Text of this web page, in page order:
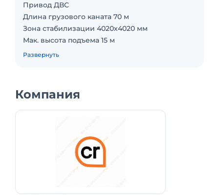
Привод ДВС
Длина грузового каната 70 м
Зона стабилизации 4020х4020 мм
Мак. высота подъема 15 м
Тип двигателя дизель/сеть (380 В)/аккумулятор
Объём топливного бака 20 литров.
В наличии! Полный комплект документов:
регистрацией в Ростехнадзоре! ОПО; ЧТО и
Опытные операторы граждане РФ.
Подача в день заказа!
Развернуть
Компания